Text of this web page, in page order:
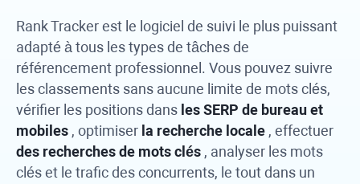
Rank Trackerest le logiciel de suivi le plus puissant
adapté à tous les types de tâches de
référencement professionnel. Vous pouvez suivre
les classements sans aucune limite de mots clés,
vérifier les positions dans les SERP de bureau et
mobiles , optimiser la recherche locale , effectuer
des recherches de mots clés , analyser les mots
clés et le trafic des concurrents, le tout dans un